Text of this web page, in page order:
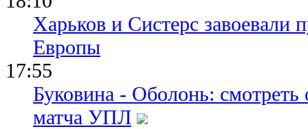
Харьков и Систерс завоевали
Европы
17:55
Буковина - Оболонь:
матча УПЛ